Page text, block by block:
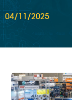
04/11/2025